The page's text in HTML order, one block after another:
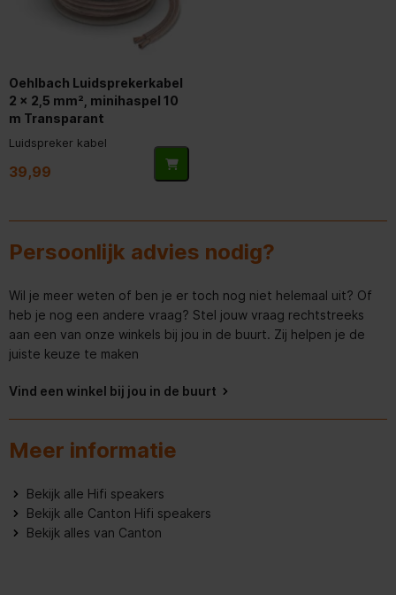
Diameter woofer
Luidspreker soort
Poorten & interfaces
Netwerk
Peak Music Power Output
(PMPO)
Versterker
Woofer
Oehlbach Luidsprekerkabel
2 x 2,5 mm², minihaspel 10
m Transparant
Luidspreker kabel
39,99
Persoonlijk advies nodig?
Wil je meer weten of ben je er toch nog niet helemaal uit? Of
heb je nog een andere vraag? Stel jouw vraag rechtstreeks
aan een van onze winkels bij jou in de buurt. Zij helpen je de
juiste keuze te maken
Vind een winkel bij jou in de buurt
Meer informatie
Bekijk alle Hifi speakers
Bekijk alle Canton Hifi speakers
Bekijk alles van Canton